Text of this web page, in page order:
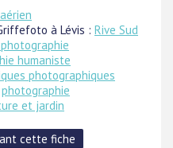
à Lévis : Rive Sud
humaniste
photographiques
photographie
et jardin